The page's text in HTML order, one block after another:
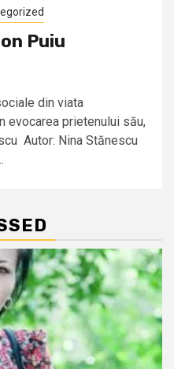
Puiu
din viata
evocarea prietenului său,
Autor: Nina Stănescu